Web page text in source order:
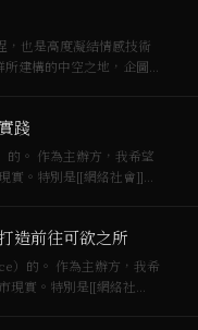
，也是高度凝結情感技術
建構的中空之地，企圖回
踐
我希望
實。特別是[[網絡社會]]，
造前往可欲之所
方，我希
現實。特別是[[網絡社